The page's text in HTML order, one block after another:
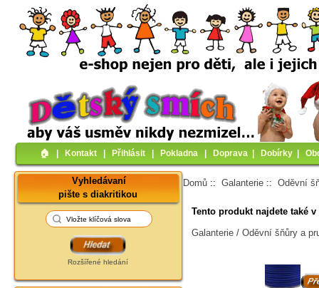
🏠︎ Kontakt Přihlásit Pokladna Doprava Dobírky
Vyhledávaní
pište s diakritikou
Rozšířené hledání
Domů ::Galanterie ::Oděvní
Tento produkt najdete také
Galanterie / Oděvní šňůry a